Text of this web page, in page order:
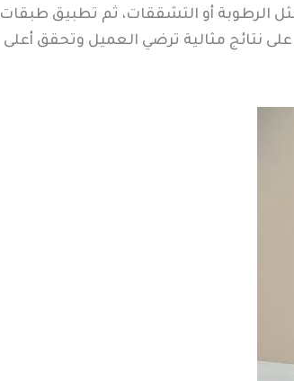
الرطوبة أو التشققات، ثم تطبيق طبقات
نتائج مثالية ترضي العميل وتحقق أعلى